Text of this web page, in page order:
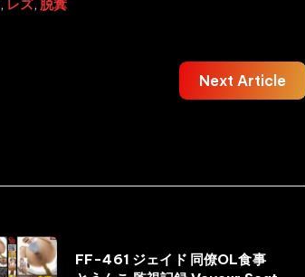
, レズ, 脱糞
Next Article
FF-461 ジェイド 同僚OL食事